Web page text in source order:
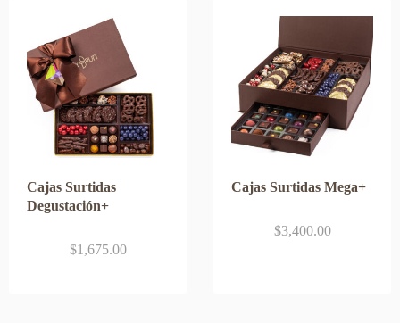
Cajas Surtidas
Degustación+
$1,675.00
Cajas Surtidas Mega+
$3,400.00